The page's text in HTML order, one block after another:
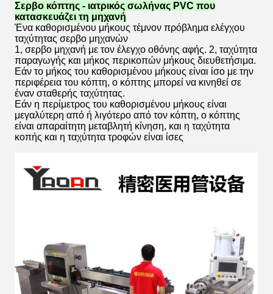
Σερβο κόπτης - ιατρικός σωλήνας PVC που
κατασκευάζει τη μηχανή
Ένα καθορισμένου μήκους τέμνον πρόβλημα ελέγχου
ταχύτητας σερβο μηχανών
1, σερβο μηχανή με τον έλεγχο οθόνης αφής. 2, ταχύτητα
παραγωγής και μήκος περικοπών μήκους διευθετήσιμα.
Εάν το μήκος του καθορισμένου μήκους είναι ίσο με την
περιφέρεια του κόπτη, ο κόπτης μπορεί να κινηθεί σε
έναν σταθερής ταχύτητας.
Εάν η περίμετρος του καθορισμένου μήκους είναι
μεγαλύτερη από ή λιγότερο από τον κόπτη, ο κόπτης
είναι απαραίτητη μεταβλητή κίνηση, και η ταχύτητα
κοπής και η ταχύτητα τροφών είναι ίσες